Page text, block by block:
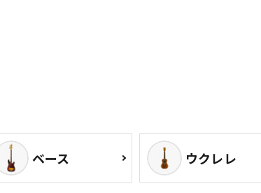
ベース ウクレレ